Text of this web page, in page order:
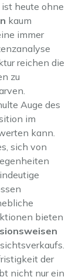
ist heute ohne
kaum
immer
reichen die
zu
Auge des
im
kann.
sich von
bieten
der
nicht nur ein